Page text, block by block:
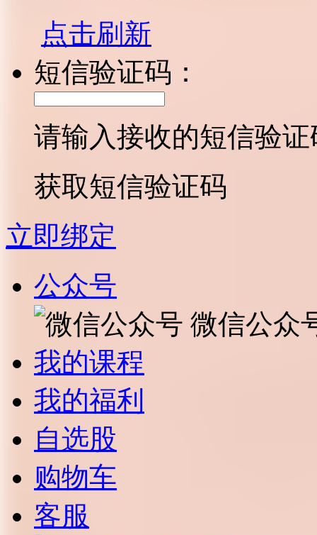
点击刷新
短信验证码：
请输入接收的短信验证
获取短信验证码
立即绑定
公众号
微信公众
我的课程
我的福利
自选股
购物车
客服